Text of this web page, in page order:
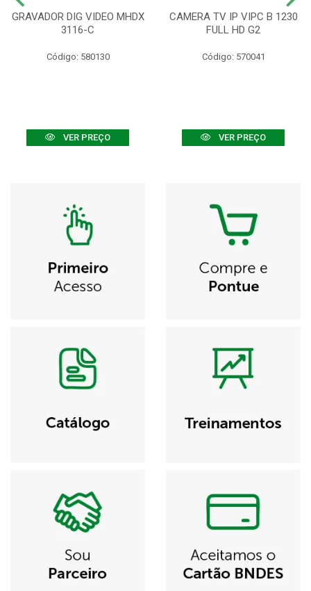
GRAVADOR DIG VIDEO MHDX
3116-C
Código: 580130
VER PREÇO
CAMERA TV IP VIPC B 1230
FULL HD G2
Código: 570041
VER PREÇO